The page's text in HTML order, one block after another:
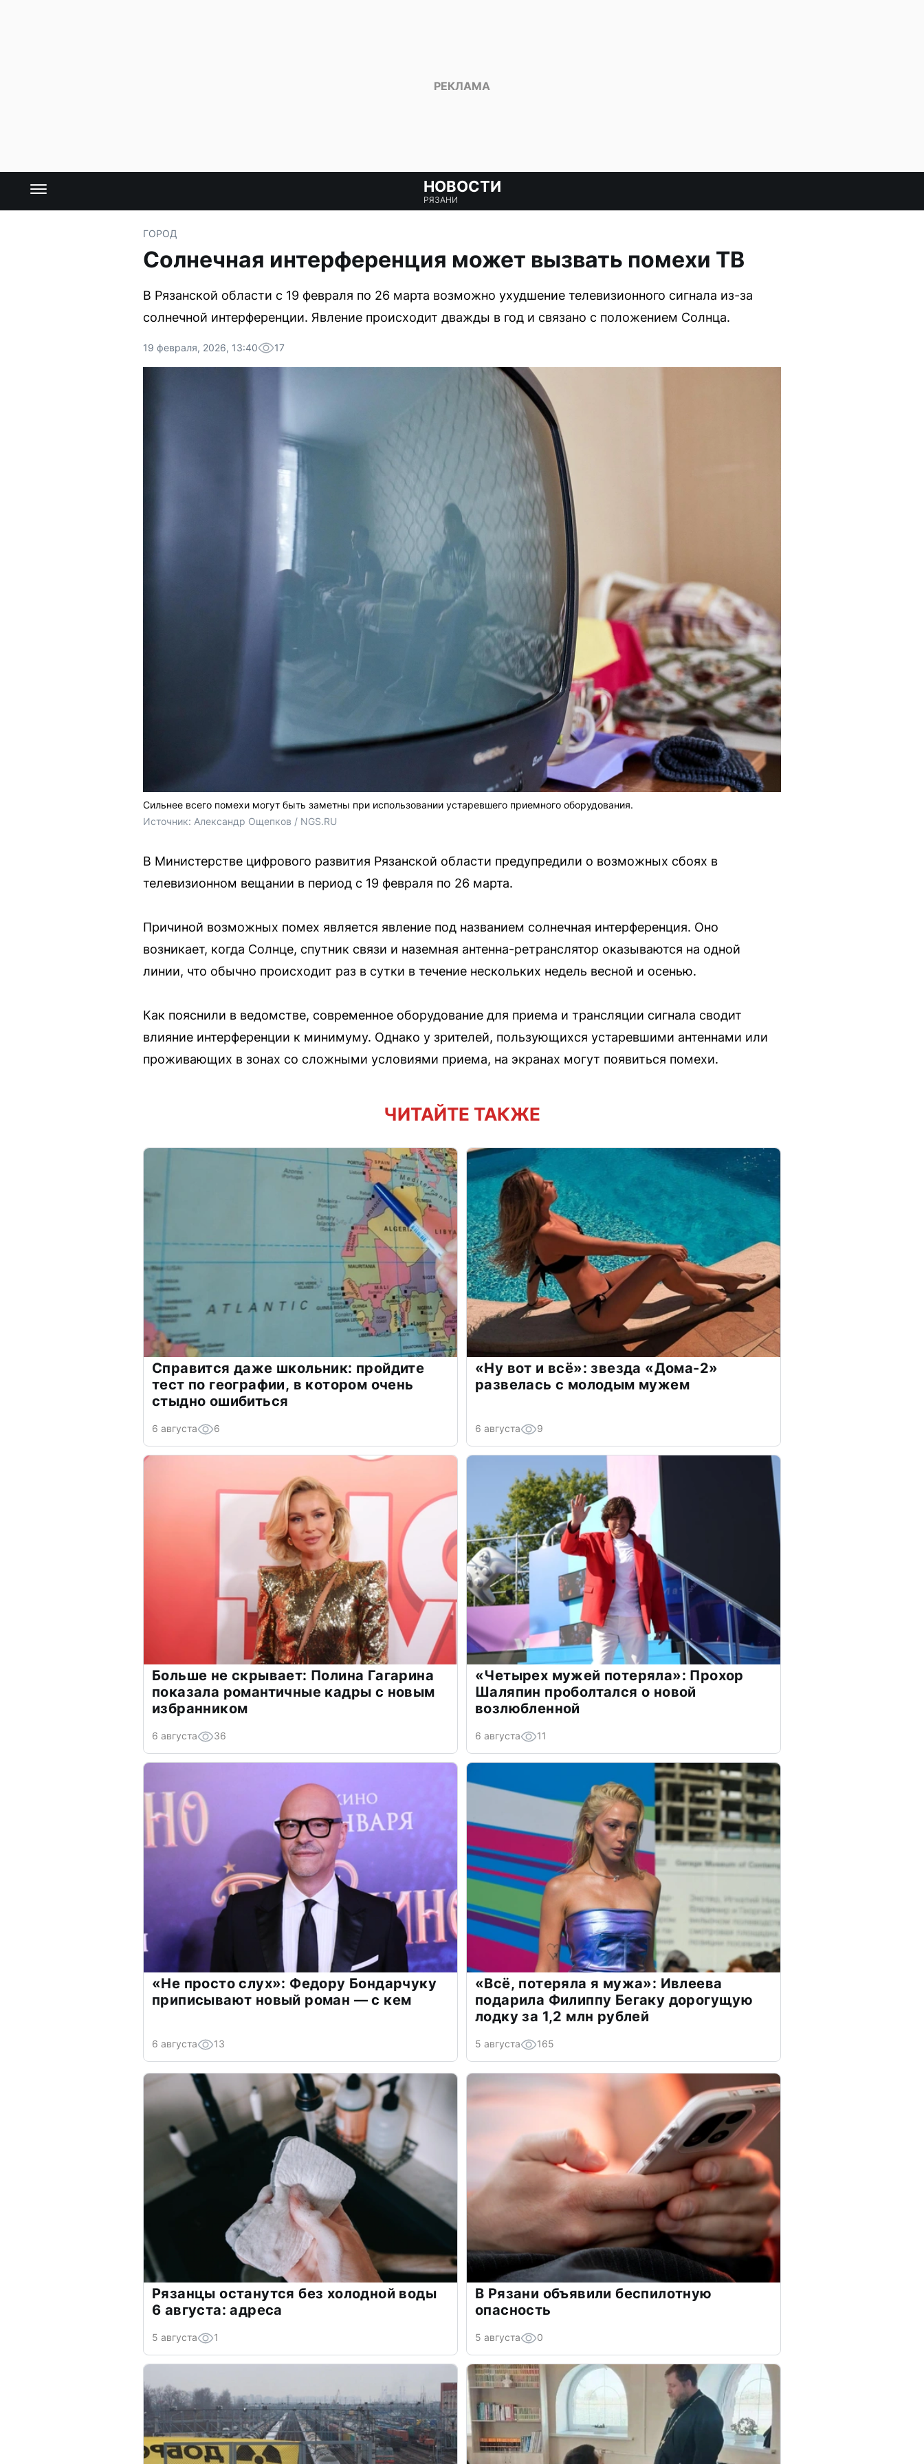
НОВОСТИ
РЯЗАНИ
ГОРОД
Солнечная интерференция может вызвать помехи ТВ
В Рязанской области с 19 февраля по 26 марта возможно ухудшение телевизионного сигнала из-за
солнечной интерференции. Явление происходит дважды в год и связано с положением Солнца.
19 февраля, 2026, 13:40 17
Сильнее всего помехи могут быть заметны при использовании устаревшего приемного оборудования.
Источник: Александр Ощепков / NGS.RU
В Министерстве цифрового развития Рязанской области предупредили о возможных сбоях в
телевизионном вещании в период с 19 февраля по 26 марта.
Причиной возможных помех является явление под названием солнечная интерференция. Оно
возникает, когда Солнце, спутник связи и наземная антенна-ретранслятор оказываются на одной
линии, что обычно происходит раз в сутки в течение нескольких недель весной и осенью.
Как пояснили в ведомстве, современное оборудование для приема и трансляции сигнала сводит
влияние интерференции к минимуму. Однако у зрителей, пользующихся устаревшими антеннами или
проживающих в зонах со сложными условиями приема, на экранах могут появиться помехи.
ЧИТАЙТЕ ТАКЖЕ
Справится даже школьник: пройдите
тест по географии, в котором очень
стыдно ошибиться
6 августа 6
«Ну вот и всё»: звезда «Дома-2»
развелась с молодым мужем
6 августа 9
Больше не скрывает: Полина Гагарина
показала романтичные кадры с новым
избранником
6 августа 36
«Четырех мужей потеряла»: Прохор
Шаляпин проболтался о новой
возлюбленной
6 августа 11
«Не просто слух»: Федору Бондарчуку
приписывают новый роман — с кем
6 августа 13
«Всё, потеряла я мужа»: Ивлеева
подарила Филиппу Бегаку дорогущую
лодку за 1,2 млн рублей
5 августа 165
Рязанцы останутся без холодной воды
6 августа: адреса
5 августа 1
В Рязани объявили беспилотную
опасность
5 августа 0